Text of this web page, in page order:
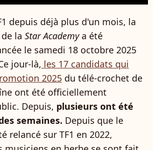
depuis déjà plus d'un mois, la
la Star Academya été
le samedi 18 octobre 2025
jour-là, les 17 candidats qui
2025 du télé-crochet de
ont été officiellement
Depuis, plusieurs ont été
semaines. Depuis que le
relancé sur TF1 en 2022,